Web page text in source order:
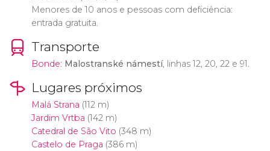
Menores de 10 anos e pessoas com deficiência:
entrada gratuita.
Transporte
Bonde: Malostranské námestí, linhas 12, 20, 22 e 91.
Lugares próximos
Malá Strana (112 m)
Jardim Vrtba (142 m)
Catedral de São Vito (348 m)
Castelo de Praga (386 m)